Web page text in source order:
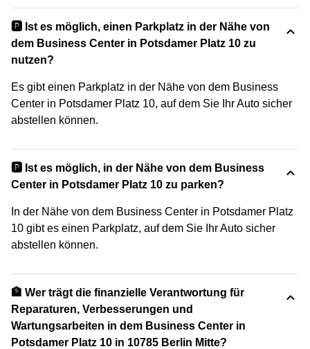
🅿️ Ist es möglich, einen Parkplatz in der Nähe von
dem Business Center in Potsdamer Platz 10 zu
nutzen?
Es gibt einen Parkplatz in der Nähe von dem Business
Center in Potsdamer Platz 10, auf dem Sie Ihr Auto sicher
abstellen können.
🅿️ Ist es möglich, in der Nähe von dem Business
Center in Potsdamer Platz 10 zu parken?
In der Nähe von dem Business Center in Potsdamer Platz
10 gibt es einen Parkplatz, auf dem Sie Ihr Auto sicher
abstellen können.
🏦 Wer trägt die finanzielle Verantwortung für
Reparaturen, Verbesserungen und
Wartungsarbeiten in dem Business Center in
Potsdamer Platz 10 in 10785 Berlin Mitte?